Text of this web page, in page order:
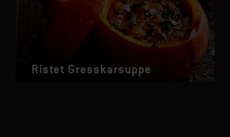
Ristet Gresskarsuppe